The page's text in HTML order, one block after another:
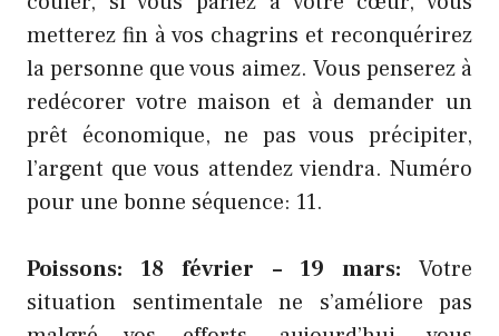
metterez fin à vos chagrins et reconquérirez
la personne que vous aimez. Vous penserez à
redécorer votre maison et à demander un
prêt économique, ne pas vous précipiter,
l’argent que vous attendez viendra. Numéro
pour une bonne séquence: 11.
Poissons: 18 février – 19 mars: Votre
situation sentimentale ne s’améliore pas